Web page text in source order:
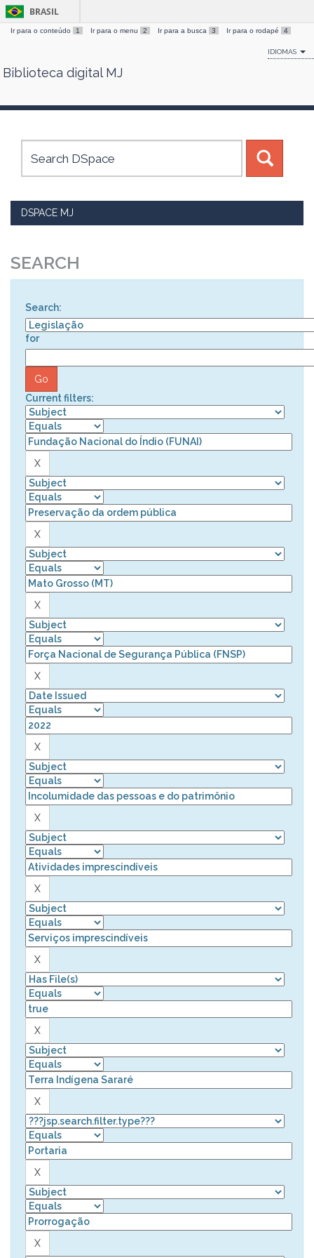
Skip
BRASIL
Ir para o conteúdo 1 Ir para o menu 2 Ir para a busca 3 Ir para o rodapé 4
IDIOMAS
Biblioteca digital MJ
DSPACE MJ
SEARCH
Search:
for
Current filters: